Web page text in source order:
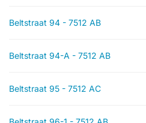
Beltstraat 94 - 7512 AB
Beltstraat 94-A - 7512 AB
Beltstraat 95 - 7512 AC